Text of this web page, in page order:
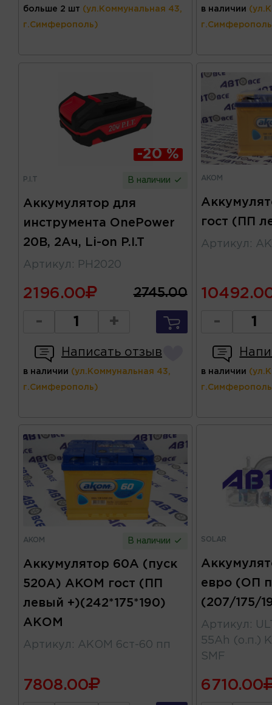
больше 2 шт (ул.Коммунальная 43,
г.Симферополь)
в наличии
-20 %
P.I.T В наличии
Аккумулятор для
инструмента OnePower
20В, 2Ач, Li-on P.I.T
Артикул : PH2020
2196.00 2745.00
- +
Написать отзыв
в наличии (ул.Коммунальная 43,
г.Симферополь)
AKOM
гост (ПП
Артикул :
-
в наличии
AKOM В наличии
Аккумулятор 60А (пуск
520А) AKOM гост (ПП
левый +)(242*175*190)
АКОМ
Артикул : АКОМ 6ст-60 пп
7808.00
SOLAR
евро (ОП
(207/175/
Артикул :
55Ah (о.п.)
SMF
6710.00